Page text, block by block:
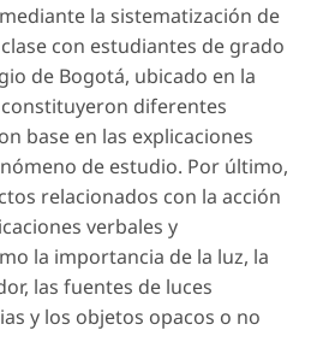
la sistematización de
con estudiantes de grado
de Bogotá, ubicado en la
diferentes
base en las explicaciones
de estudio. Por último,
relacionados con la acción
verbales y
la importancia de la luz, la
las fuentes de luces
y los objetos opacos o no